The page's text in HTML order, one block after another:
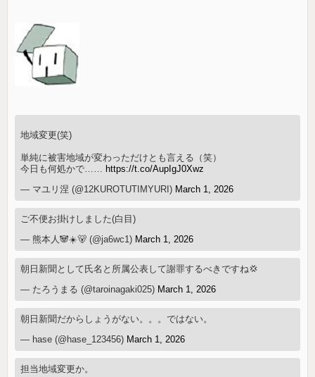
地域変更(笑)
単純に被害地域が変わっただけとも言える（笑）
今日も何処かで…… https://t.co/AupIgJ0Xwz
— マユリ涅 (@12KUROTUTIMYURI) March 1, 2026
ご不便お掛けしました(白目)
— 熊本人🐼☀️🐻 (@ja6wc1) March 1, 2026
朝日新聞として氏名と所属公表して謝罪するべきですね💢
— たろうまる (@taroinagaki025) March 1, 2026
朝日新聞だからしょうがない。。。ではない。
— hase (@hase_123456) March 1, 2026
担当地域変更か。